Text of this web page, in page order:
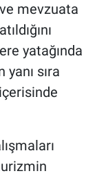
mevzuata
yatağında
yanı sıra